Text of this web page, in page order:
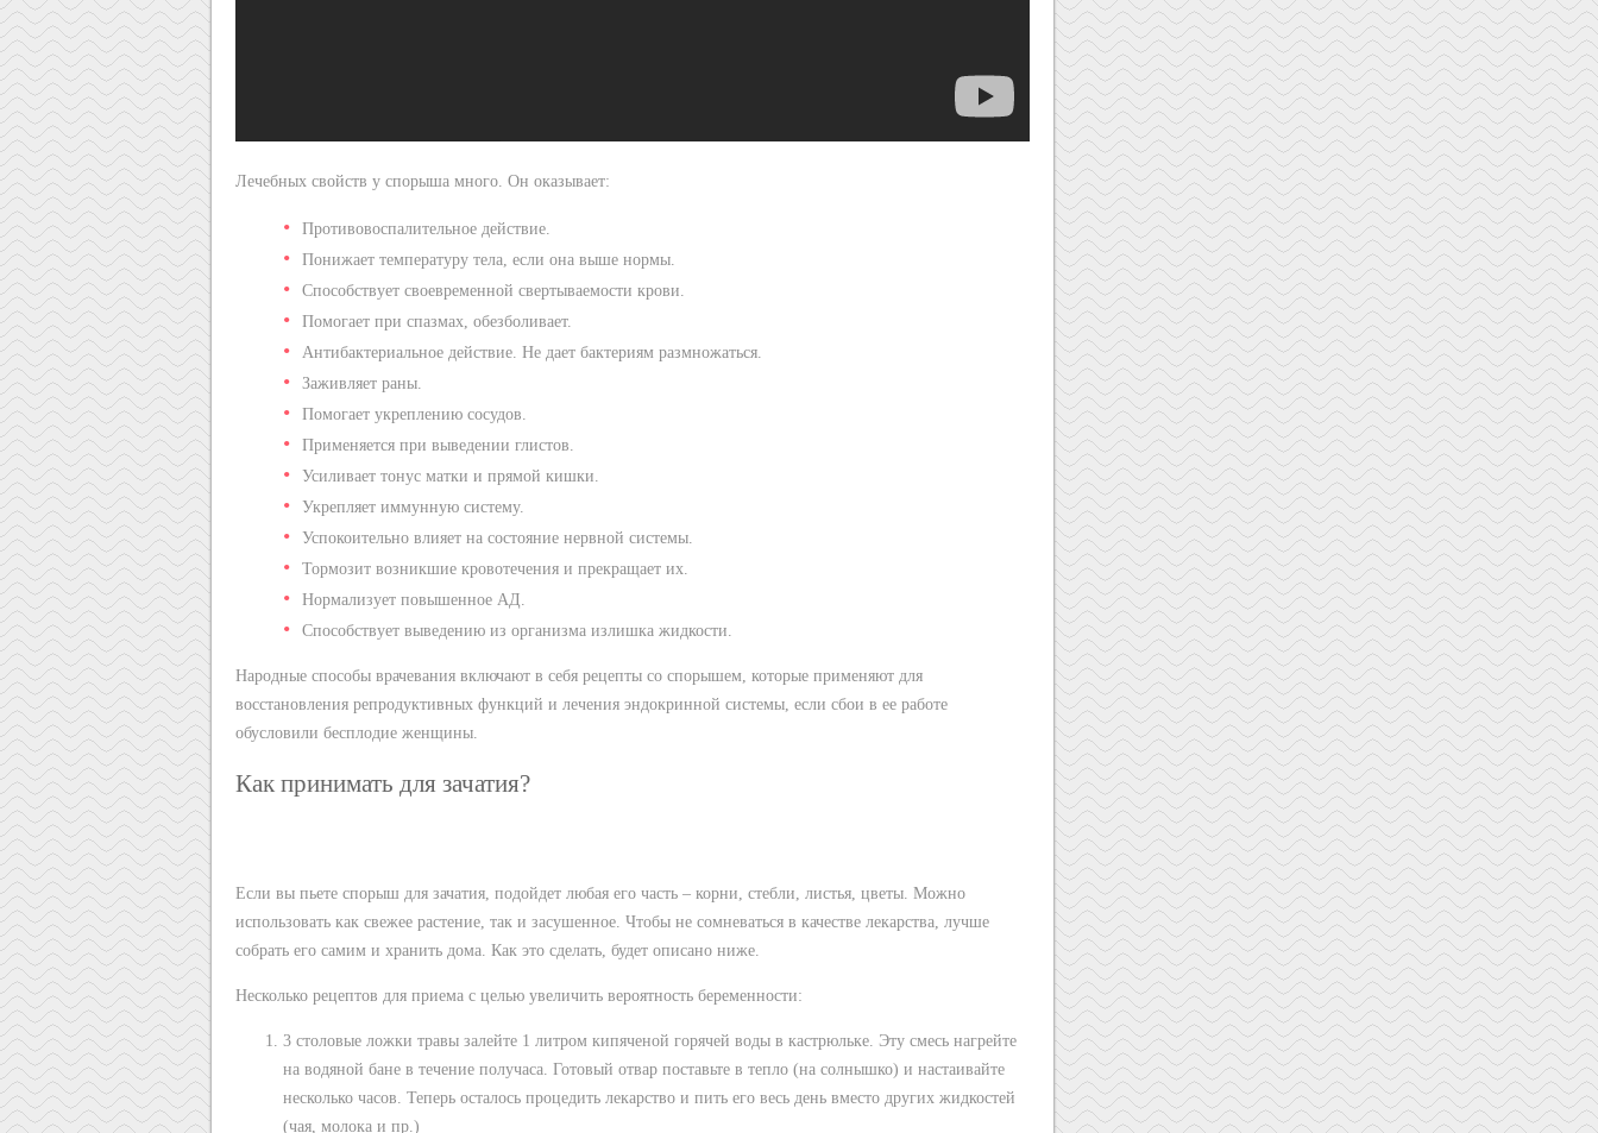
Лечебных свойств у спорыша много. Он оказывает:
Противовоспалительное действие.
Понижает температуру тела, если она выше нормы.
Способствует своевременной свертываемости крови.
Помогает при спазмах, обезболивает.
Антибактериальное действие. Не дает бактериям размножаться.
Заживляет раны.
Помогает укреплению сосудов.
Применяется при выведении глистов.
Усиливает тонус матки и прямой кишки.
Укрепляет иммунную систему.
Успокоительно влияет на состояние нервной системы.
Тормозит возникшие кровотечения и прекращает их.
Нормализует повышенное АД.
Способствует выведению из организма излишка жидкости.
Народные способы врачевания включают в себя рецепты со спорышем, которые применяют для
восстановления репродуктивных функций и лечения эндокринной системы, если сбои в ее работе
обусловили бесплодие женщины.
Как принимать для зачатия?
Если вы пьете спорыш для зачатия, подойдет любая его часть – корни, стебли, листья, цветы. Можно
использовать как свежее растение, так и засушенное. Чтобы не сомневаться в качестве лекарства, лучше
собрать его самим и хранить дома. Как это сделать, будет описано ниже.
Несколько рецептов для приема с целью увеличить вероятность беременности:
3 столовые ложки травы залейте 1 литром кипяченой горячей воды в кастрюльке. Эту смесь нагрейте
на водяной бане в течение получаса. Готовый отвар поставьте в тепло (на солнышко) и настаивайте
несколько часов. Теперь осталось процедить лекарство и пить его весь день вместо других жидкостей
(чая, молока и пр.)